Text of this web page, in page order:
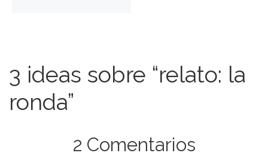
3 ideas sobre “relato: la
ronda”
2 Comentarios